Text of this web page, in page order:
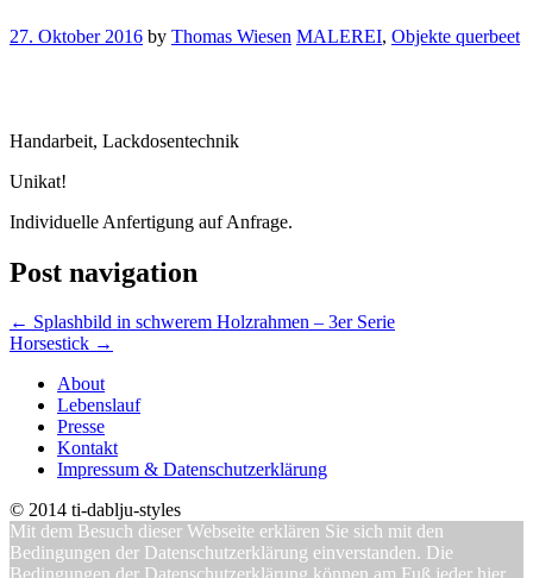
27. Oktober 2016 by Thomas Wiesen MALEREI, Objekte querbeet
Handarbeit, Lackdosentechnik
Unikat!
Individuelle Anfertigung auf Anfrage.
Post navigation
← Splashbild in schwerem Holzrahmen – 3er Serie
Horsestick →
About
Lebenslauf
Presse
Kontakt
Impressum & Datenschutzerklärung
© 2014 ti-dablju-styles
Mit dem Besuch dieser Webseite erklären Sie sich mit den
Bedingungen der Datenschutzerklärung einverstanden. Die